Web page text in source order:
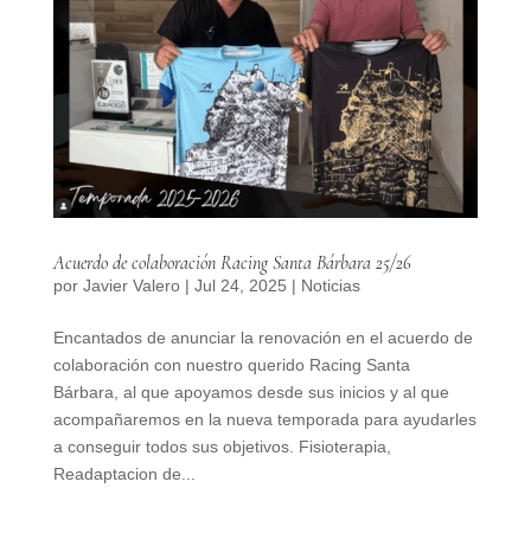
Acuerdo de colaboración Racing Santa Bárbara 25/26
por Javier Valero| Jul 24, 2025 | Noticias
Encantados de anunciar la renovación en el acuerdo de
colaboración con nuestro querido Racing Santa
Bárbara, al que apoyamos desde sus inicios y al que
acompañaremos en la nueva temporada para ayudarles
a conseguir todos sus objetivos. Fisioterapia,
Readaptacion de...